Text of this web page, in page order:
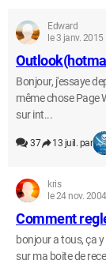
Edward
le 3 janv. 2015
Bonjour, j'essaye
même chose Page
sur int...
37 13 juil. par
kris
le 24 nov. 2004
Comment
bonjour a tous, ça
sur ma boite de